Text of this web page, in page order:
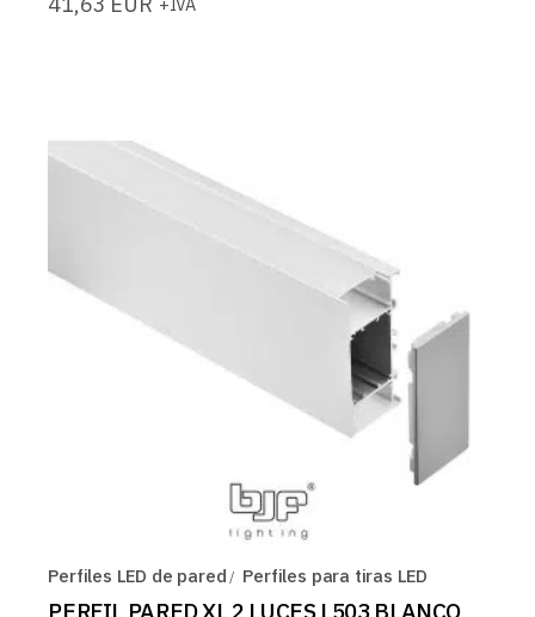
Perfiles LED de pared Perfiles para tiras LED
PERFIL PARED XL 2 LUCES L503 BLANCO